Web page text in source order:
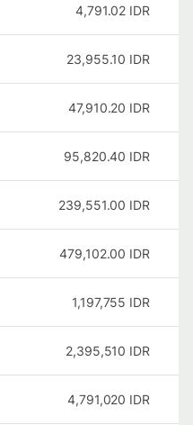
4,791.02 IDR
23,955.10 IDR
47,910.20 IDR
95,820.40 IDR
239,551.00 IDR
479,102.00 IDR
1,197,755 IDR
2,395,510 IDR
4,791,020 IDR